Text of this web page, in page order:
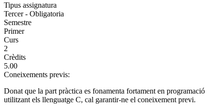
Tipus assignatura
Tercer - Obligatoria
Semestre
Primer
Curs
2
Crèdits
5.00
Coneixements previs:
Donat que la part pràctica es fonamenta fortament en programació
utilitzant els llenguatge C, cal garantir-ne el coneixement previ.